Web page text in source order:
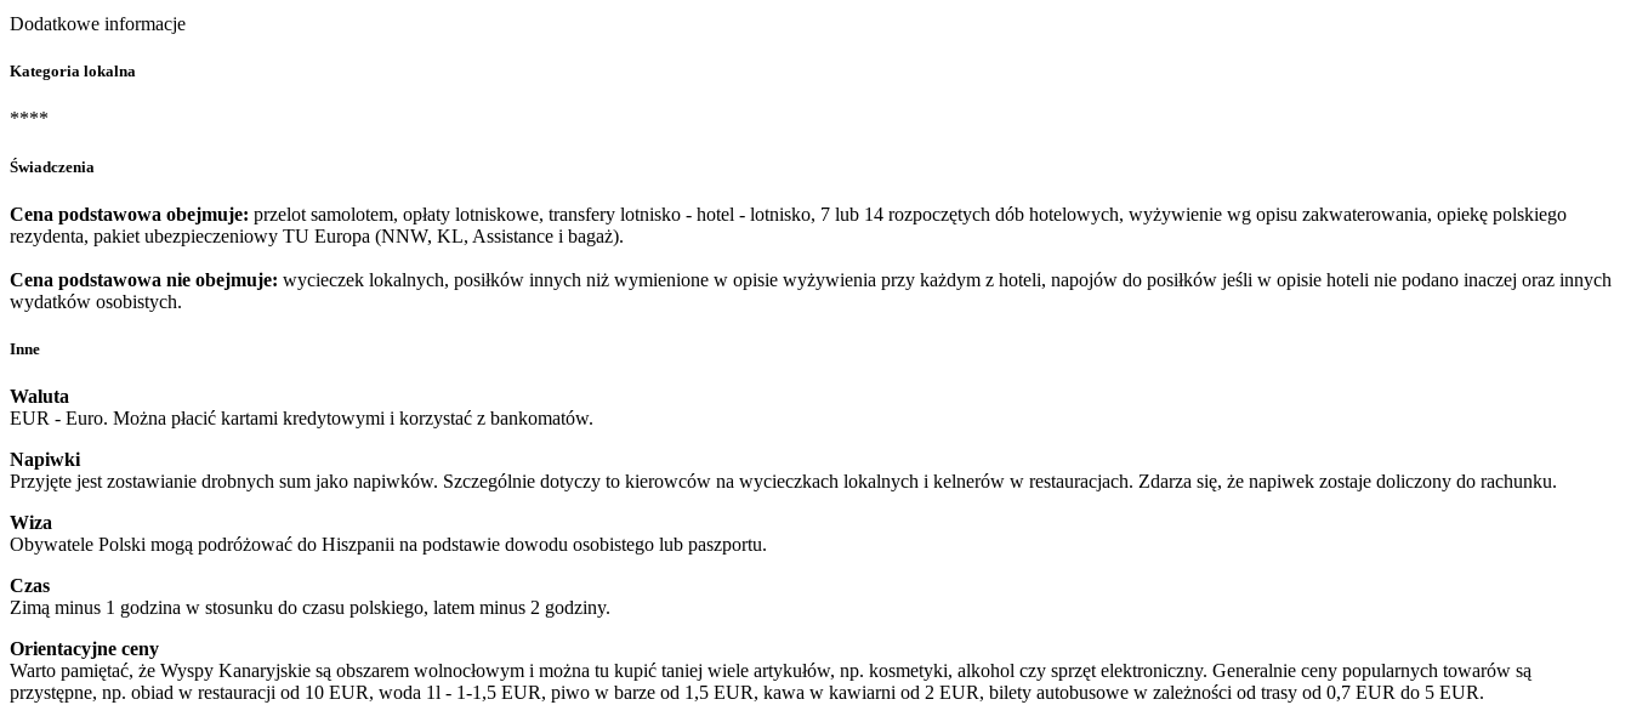
Dodatkowe informacje
Kategoria lokalna
****
Świadczenia
Cena podstawowa obejmuje: przelot samolotem, opłaty lotniskowe, transfery lotnisko - hotel - lotnisko, 7 lub 14 rozpoczętych dób hotelowych, wyżywienie wg opisu zakwaterowania, opiekę polskiego
rezydenta, pakiet ubezpieczeniowy TU Europa (NNW, KL, Assistance i bagaż).
Cena podstawowa nie obejmuje: wycieczek lokalnych, posiłków innych niż wymienione w opisie wyżywienia przy każdym z hoteli, napojów do posiłków jeśli w opisie hoteli nie podano inaczej oraz innych
wydatków osobistych.
Inne
Waluta
EUR - Euro. Można płacić kartami kredytowymi i korzystać z bankomatów.
Napiwki
Przyjęte jest zostawianie drobnych sum jako napiwków. Szczególnie dotyczy to kierowców na wycieczkach lokalnych i kelnerów w restauracjach. Zdarza się, że napiwek zostaje doliczony do rachunku.
Wiza
Obywatele Polski mogą podróżować do Hiszpanii na podstawie dowodu osobistego lub paszportu.
Czas
Zimą minus 1 godzina w stosunku do czasu polskiego, latem minus 2 godziny.
Orientacyjne ceny
Warto pamiętać, że Wyspy Kanaryjskie są obszarem wolnocłowym i można tu kupić taniej wiele artykułów, np. kosmetyki, alkohol czy sprzęt elektroniczny. Generalnie ceny popularnych towarów są
przystępne, np. obiad w restauracji od 10 EUR, woda 1l - 1-1,5 EUR, piwo w barze od 1,5 EUR, kawa w kawiarni od 2 EUR, bilety autobusowe w zależności od trasy od 0,7 EUR do 5 EUR.